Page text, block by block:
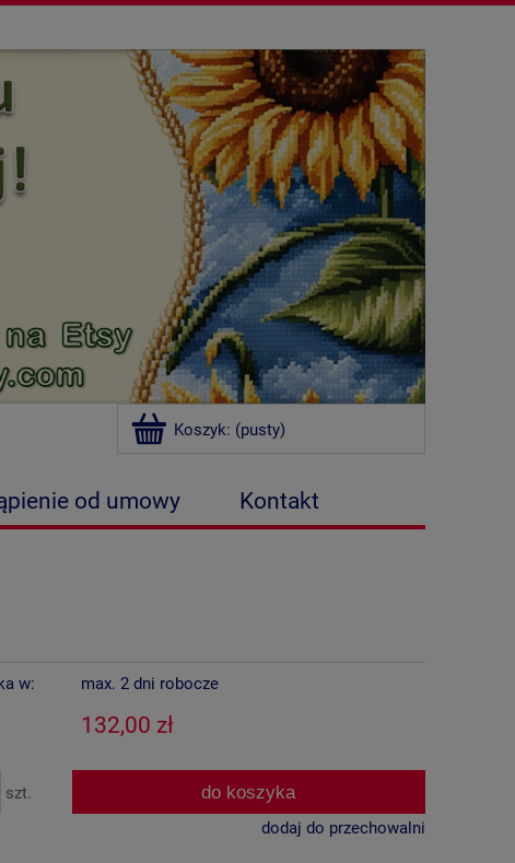
Koszyk: (pusty)
od umowy
Kontakt
w: max. 2 dni robocze
132,00 zł
szt. do koszyka
dodaj do przechowalni